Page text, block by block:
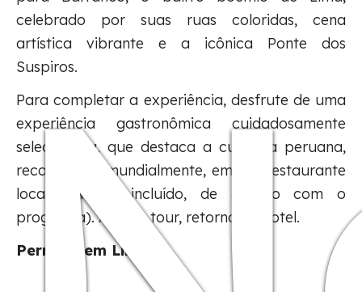
celebrado por suas ruas coloridas, cena
artística vibrante e a icônica Ponte dos
Suspiros.
Para completar a experiência, desfrute de uma
experiência gastronômica cuidadosamente
selecionada, que destaca a culinária peruana,
reconhecida mundialmente, em um restaurante
local (almoço incluído, de acordo com o
programa). Após o tour, retorno ao hotel.
Pernoite em Lima.